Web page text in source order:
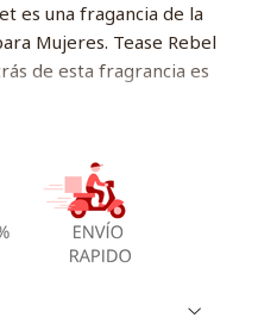
es una fragancia de la
Mujeres. Tease Rebel
de esta fragrancia es